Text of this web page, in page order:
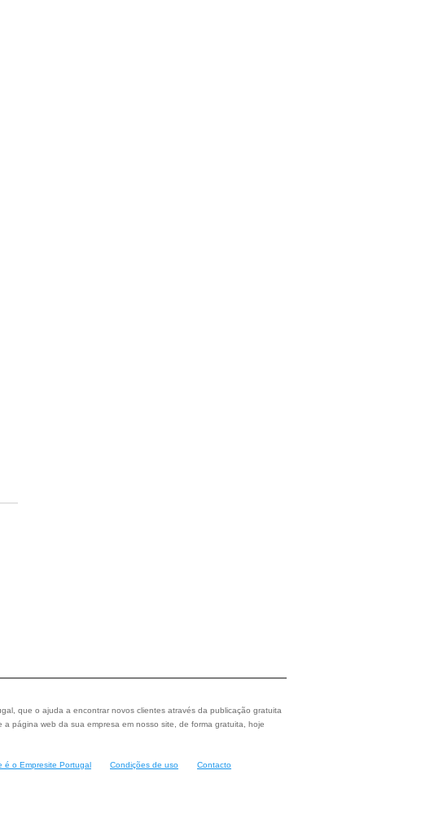
que o ajuda a encontrar novos clientes através da publicação gratuita
página web da sua empresa em nosso site, de forma gratuita, hoje
é o Empresite Portugal Condições de uso Contacto